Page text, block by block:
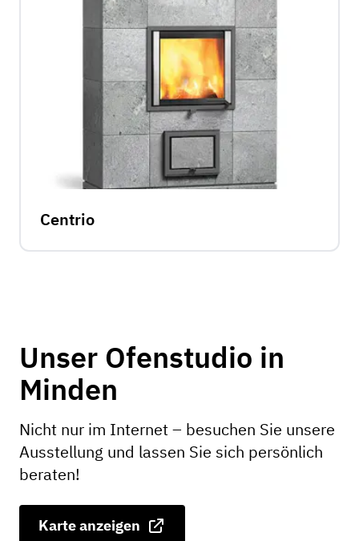
Centrio
Unser Ofenstudio in
Minden
Nicht nur im Internet – besuchen Sie unsere
Ausstellung und lassen Sie sich persönlich
beraten!
Karte anzeigen